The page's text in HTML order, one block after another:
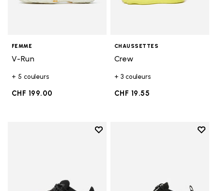
FEMME
V-Run
+ 5 couleurs
CHF 199.00
CHAUSSETTES
Crew
+ 3 couleurs
CHF 19.55
Add to wishlist
Add